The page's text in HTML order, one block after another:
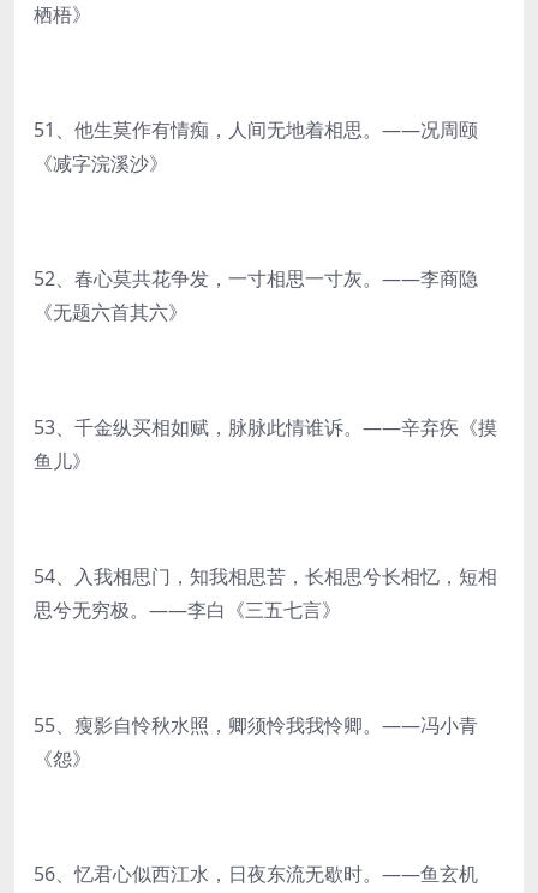
栖梧》
51、他生莫作有情痴，人间无地着相思。——况周颐
《减字浣溪沙》
52、春心莫共花争发，一寸相思一寸灰。——李商隐
《无题六首其六》
53、千金纵买相如赋，脉脉此情谁诉。——辛弃疾《摸
鱼儿》
54、入我相思门，知我相思苦，长相思兮长相忆，短相
思兮无穷极。——李白《三五七言》
55、瘦影自怜秋水照，卿须怜我我怜卿。——冯小青
《怨》
56、忆君心似西江水，日夜东流无歇时。——鱼玄机